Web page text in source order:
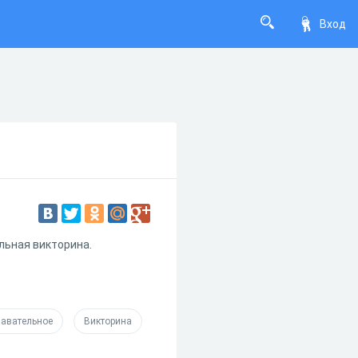
Вход
викторина.
Викторина